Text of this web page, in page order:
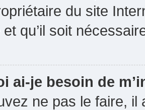
du site
qu’il soit
ai-je besoin de
ne pas le faire, il